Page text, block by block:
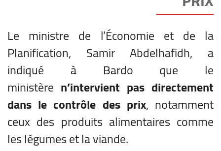
Le ministre de l’Économie et de la
Planification, Samir Abdelhafidh, a
indiqué à Bardo que le
ministère n’intervient pas directement
dans le contrôle des prix, notamment
ceux des produits alimentaires comme
les légumes et la viande.